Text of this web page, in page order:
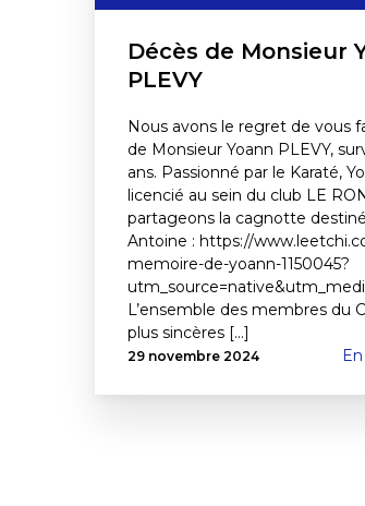
Décès de Monsieur
PLEVY
Nous avons le regret de vous
de Monsieur Yoann PLEVY,
ans. Passionné par le Karaté,
licencié au sein du club LE
partageons la cagnotte
Antoine : https://
memoire-de-yoann-1150045?
L’ensemble des membres du
plus sincères [...]
29 novembre 2024